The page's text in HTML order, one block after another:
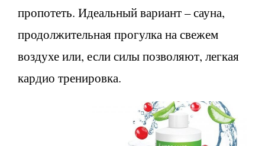
пропотеть. Идеальный вариант – сауна,
продолжительная прогулка на свежем
воздухе или, если силы позволяют, легкая
кардио тренировка.